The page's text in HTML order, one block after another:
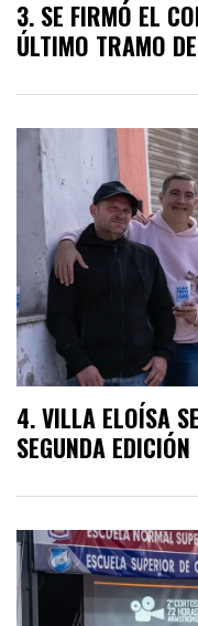
SE FIRMÓ EL
ÚLTIMO TRAMO
VILLA ELOÍSA
SEGUNDA